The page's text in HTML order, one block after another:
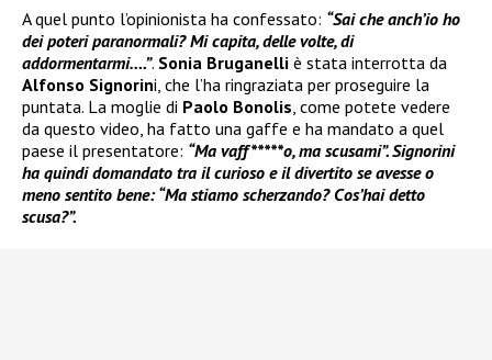
A quel punto l’opinionista ha confessato: “Sai che anch’io ho
dei poteri paranormali? Mi capita, delle volte, di
addormentarmi….”. Sonia Bruganelli è stata interrotta da
Alfonso Signorini, che l’ha ringraziata per proseguire la
puntata. La moglie di Paolo Bonolis, come potete vedere
da questo video, ha fatto una gaffe e ha mandato a quel
paese il presentatore: “Ma vaff*****o, ma scusami”. Signorini
ha quindi domandato tra il curioso e il divertito se avesse o
meno sentito bene: “Ma stiamo scherzando? Cos’hai detto
scusa?”.